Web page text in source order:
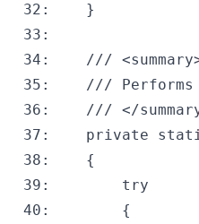
32:
33:
34:
///
35:
/// Performs
36:
/// </
37:
private
38:
39:
try
40: